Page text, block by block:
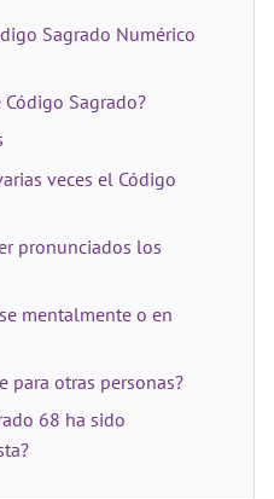
Sagrado Numérico
Código Sagrado?
veces el Código
pronunciados los
mentalmente o en
para otras personas?
68 ha sido